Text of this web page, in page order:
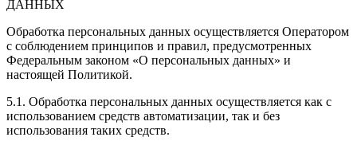
ДАННЫХ
Обработка персональных данных осуществляется Оператором
с соблюдением принципов и правил, предусмотренных
Федеральным законом «О персональных данных» и
настоящей Политикой.
5.1. Обработка персональных данных осуществляется как с
использованием средств автоматизации, так и без
использования таких средств.